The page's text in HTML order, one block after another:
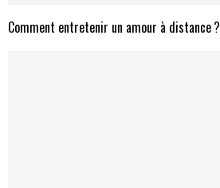
Comment entretenir un amour à distance ?